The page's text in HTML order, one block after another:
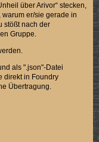
über Arivor“ stecken,
er/sie gerade in
stößt nach der
Gruppe.
als ".json"-Datei
direkt in Foundry
Übertragung.